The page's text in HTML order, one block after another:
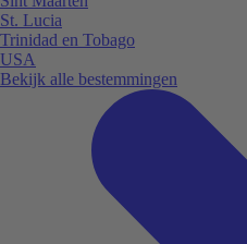
St. Lucia
Trinidad en Tobago
USA
Bekijk alle bestemmingen